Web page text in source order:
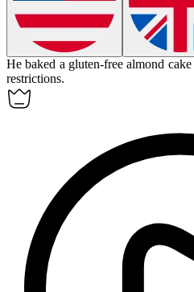
He baked a gluten-free almond cake
restrictions.